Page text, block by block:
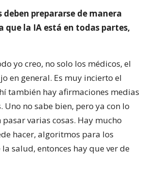
prepararse de manera
que la IA está en todas partes,
yo creo, no solo los médicos, el
en general. Es muy incierto el
también hay afirmaciones medias
Uno no sabe bien, pero ya con lo
varias cosas. Hay mucho
hacer, algoritmos para los
salud, entonces hay que ver de